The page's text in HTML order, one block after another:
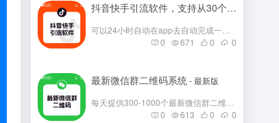
抖音快手引流软件，支持从30个平台引流
0
671 0 0
最新微信群二维码系统- 最新版
0
613 0 0